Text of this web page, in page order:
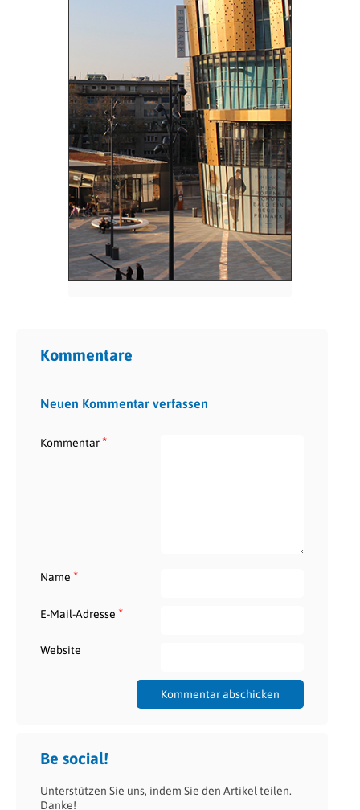
Kommentare
Neuen Kommentar verfassen
Kommentar*
Name *
E-Mail-Adresse *
Website
Be social!
Unterstützen Sie uns, indem Sie den Artikel teilen.
Danke!